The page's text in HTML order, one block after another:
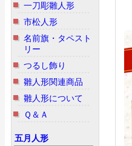
一刀彫雛人形
市松人形
名前旗・タペスト
リー
つるし飾り
雛人形関連商品
雛人形について
Ｑ＆Ａ
五月人形